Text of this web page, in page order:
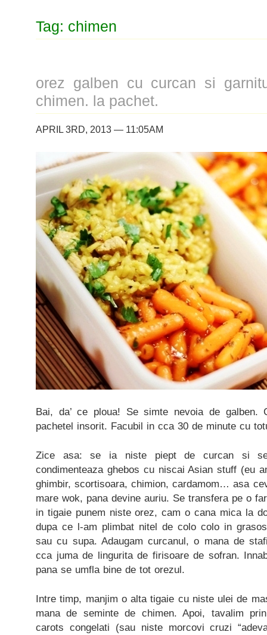
Tag: chimen
orez galben cu curcan si
chimen. la pachet.
APRIL 3RD, 2013 — 11:05AM
Bai, da’ ce ploua! Se simte nevoia de galben.
pachetel insorit. Facubil in cca 30 de minute cu
Zice asa: se ia niste piept de curcan si
condimenteaza ghebos cu niscai Asian stuff (eu
ghimbir, scortisoara, chimion, cardamom… asa
mare wok, pana devine auriu. Se transfera pe o
in tigaie punem niste orez, cam o cana mica la
dupa ce l-am plimbat nitel de colo colo in
sau cu supa. Adaugam curcanul, o mana de
cca juma de lingurita de firisoare de sofran.
pana se umfla bine de tot orezul.
Intre timp, manjim o alta tigaie cu niste ulei de
mana de seminte de chimen. Apoi, tavalim
carots congelati (sau niste morcovi cruzi